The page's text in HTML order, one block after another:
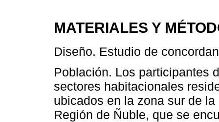
MATERIALES Y
Diseño. Estudio de
Población. Los participantes
sectores habitacionales
ubicados en la zona sur de
Región de Ñuble, que se